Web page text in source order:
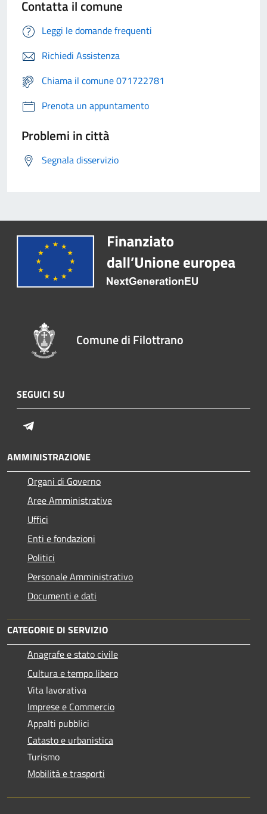
Contatta il comune
Leggi le domande frequenti
Richiedi Assistenza
Chiama il comune 071722781
Prenota un appuntamento
Problemi in città
Segnala disservizio
Comune di Filottrano
SEGUICI SU
AMMINISTRAZIONE
Organi di Governo
Aree Amministrative
Uffici
Enti e fondazioni
Politici
Personale Amministrativo
Documenti e dati
CATEGORIE DI SERVIZIO
Anagrafe e stato civile
Cultura e tempo libero
Vita lavorativa
Imprese e Commercio
Appalti pubblici
Catasto e urbanistica
Turismo
Mobilità e trasporti